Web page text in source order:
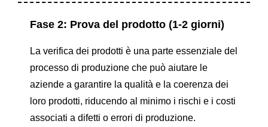
Fase 2: Prova del prodotto (1-2 giorni)
La verifica dei prodotti è una parte essenziale del
processo di produzione che può aiutare le
aziende a garantire la qualità e la coerenza dei
loro prodotti, riducendo al minimo i rischi e i costi
associati a difetti o errori di produzione.